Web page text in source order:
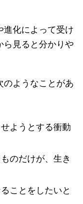
進化によって受け
ら見ると分かりや
のようなことがあ
ようとする衝動
のだけが、生き
ことをしたいと